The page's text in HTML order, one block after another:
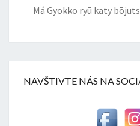
Má Gyokko ryū katy
NAVŠTIVTE NÁS NA